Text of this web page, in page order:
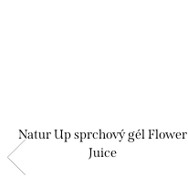
Natur Up sprchový gél Flower
Juice